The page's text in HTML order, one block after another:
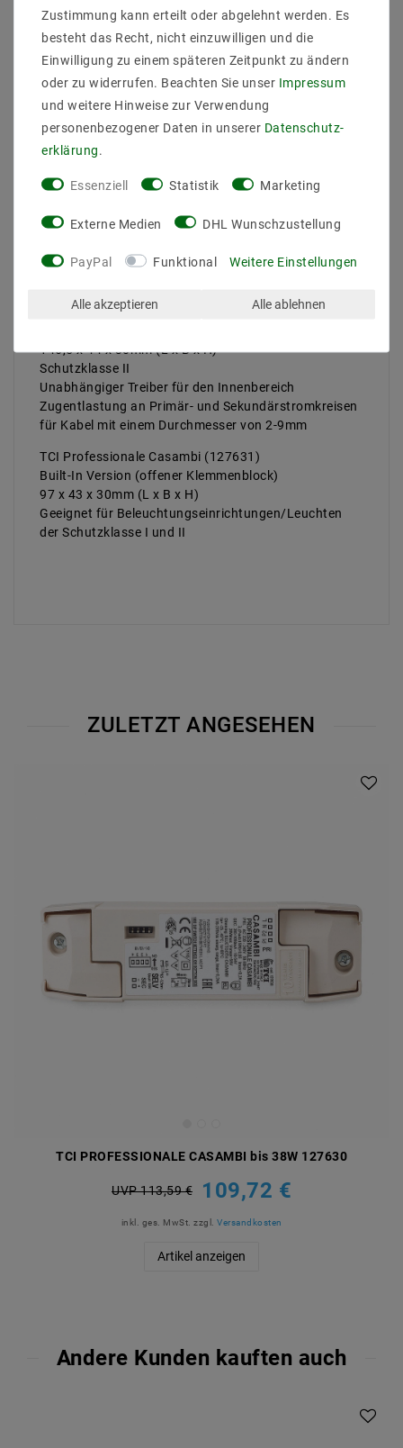
Notstrombetrieb geeignet
Sehr kleiner Ripple, kleiner 3%
16 versch. Stromstärken über Dip-Schalter einstellbar
(von 300mA - bis 1050mA )
Hohe Leistung und sehr guter Wirkungsgrad (>90%)
Eingangs- und Ausgangsklemmen gegenüberliegend
Im IP20 Gehäuse oder als Built-In Version verfügbar
Schutz vor Überhitzung, Spannungsspitzen und
Hoher tc von 80°C
Großer Spannungsbereich (für ca. 3 - 16 LEDs)
Anwendungen bis zu 38W (stromabhängig) die
TCI Professionale Casambi (127630)
146,5 x 44 x 30mm (L x B x H)
Schutzklasse II
Unabhängiger Treiber für den Innenbereich
Zugentlastung an Primär- und Sekundärstromkreisen
für Kabel mit einem Durchmesser von 2-9mm
TCI Professionale Casambi (127631)
Built-In Version (offener Klemmenblock)
97 x 43 x 30mm (L x B x H)
Geeignet für Beleuchtungseinrichtungen/Leuchten
der Schutzklasse I und II
ZULETZT ANGESEHEN
TCI PROFESSIONALE CASAMBI bis 38W 127630
UVP 113,59 € 109,72 €
inkl. ges. MwSt. zzgl. Versandkosten
Artikel anzeigen
Andere Kunden kauften auch
Zustimmung kann erteilt oder abgelehnt werden. Es
besteht das Recht, nicht einzuwilligen und die
Einwilligung zu einem späteren Zeitpunkt zu ändern
oder zu widerrufen. Beachten Sie unser Impressum
und weitere Hinweise zur Verwendung
personenbezogener Daten in unserer Daten­schutz­
erklärung.
Essenziell Statistik Marketing
Externe Medien DHL Wunschzustellung
PayPal Funktional Weitere Einstellungen
Alle akzeptieren Alle ablehnen